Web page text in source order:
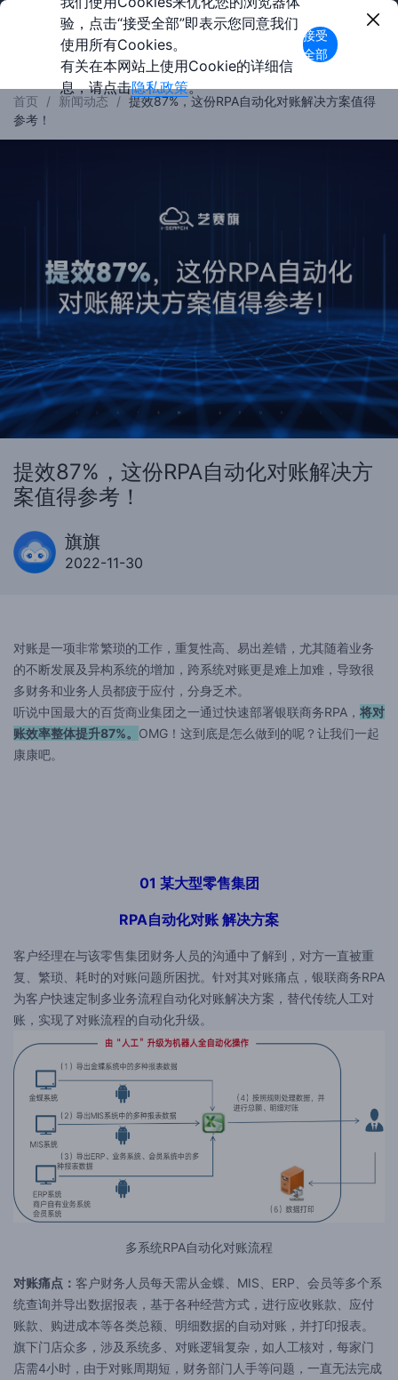
首页 / 新闻动态 / 提效87%，这份RPA自动化对账解决方案值得
参考！
提效87%，这份RPA自动化对账解决方
案值得参考！
旗旗
2022-11-30
对账是一项非常繁琐的工作，重复性高、易出差错，尤其随着业务
的不断发展及异构系统的增加，跨系统对账更是难上加难，导致很
多财务和业务人员都疲于应付，分身乏术。
听说中国最大的百货商业集团之一通过快速部署银联商务RPA， 将对
账效率整体提升87%。 OMG！这到底是怎么做到的呢？让我们一起
康康吧。
01 某大型零售集团
RPA自动化对账 解决方案
客户经理在与该零售集团财务人员的沟通中了解到，对方一直被重
复、繁琐、耗时的对账问题所困扰。针对其对账痛点，银联商务RPA
为客户快速定制多业务流程自动化对账解决方案，替代传统人工对
账，实现了对账流程的自动化升级。
多系统RPA自动化对账流程
对账痛点： 客户财务人员每天需从金蝶、MIS、ERP、会员等多个系
统查询并导出数据报表，基于各种经营方式，进行应收账款、应付
账款、购进成本等各类总额、明细数据的自动对账，并打印报表。
旗下门店众多，涉及系统多、对账逻辑复杂，如人工核对，每家门
店需4小时，由于对账周期短，财务部门人手等问题，一直无法完成
验，点击“接受全部”即表示您同意我们
使用所有Cookies。
有关在本网站上使用Cookie的详细信
息，请点击隐私政策。
接受
全部